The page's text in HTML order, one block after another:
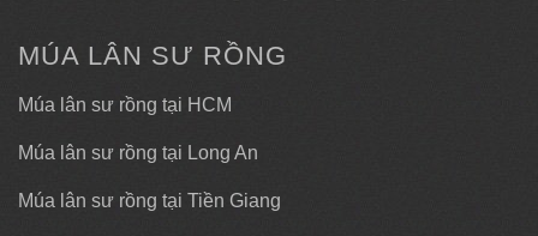
MÚA LÂN SƯ RỒNG
Múa lân sư rồng tại HCM
Múa lân sư rồng tại Long An
Múa lân sư rồng tại Tiền Giang